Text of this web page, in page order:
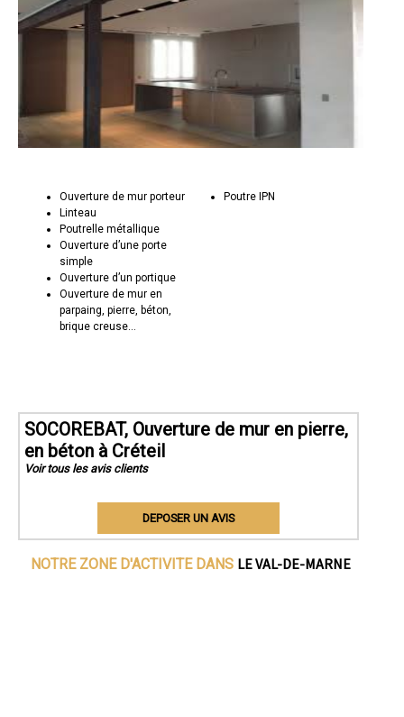
Ouverture de mur porteur
Linteau
Poutrelle métallique
Ouverture d’une porte
simple
Ouverture d’un portique
Ouverture de mur en
parpaing, pierre, béton,
brique creuse...
Poutre IPN
SOCOREBAT, Ouverture de mur en pierre,
en béton à Créteil
Voir tous les avis clients
DEPOSER UN AVIS
NOTRE ZONE D'ACTIVITE DANS LE VAL-DE-MARNE